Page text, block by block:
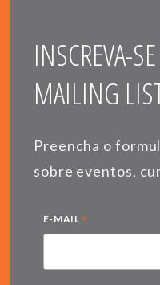
INSCREVA-
MAILING
Preencha o
sobre eventos,
E-MAIL *